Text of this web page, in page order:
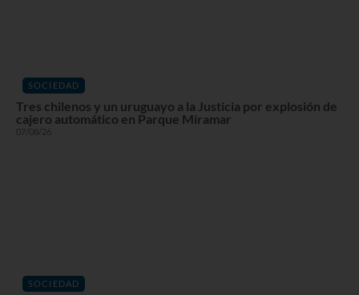
SOCIEDAD
Tres chilenos y un uruguayo a la Justicia por explosión de
cajero automático en Parque Miramar
07/08/26
SOCIEDAD